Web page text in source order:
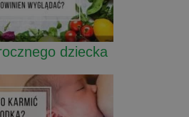
dziecka